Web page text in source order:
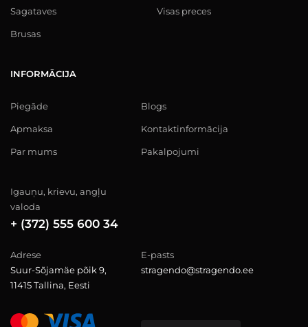
Sagataves
Brusas
Visas preces
INFORMĀCIJA
Piegāde
Apmaksa
Par mums
Blogs
Kontaktinformācija
Pakalpojumi
Igauņu, krievu, angļu
valoda
+ (372) 555 600 34
Adrese
Suur-Sõjamäe põik 9,
11415 Tallina, Eesti
E-pasts
stragendo@stragendo.ee